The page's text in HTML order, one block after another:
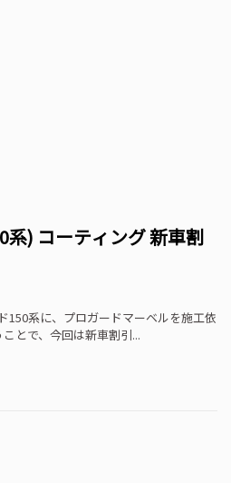
系) コーティング 新車割
150系に、プロガードマーベルを施工依
とで、今回は新車割引...